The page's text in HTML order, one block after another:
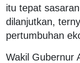
itu tepat
dilanjutkan,
pertumbuhan
Wakil Gubernur